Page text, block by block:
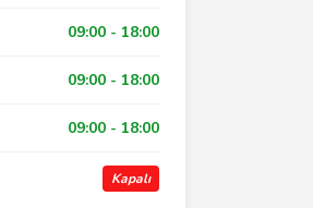
09:00 - 18:00
09:00 - 18:00
09:00 - 18:00
Kapalı